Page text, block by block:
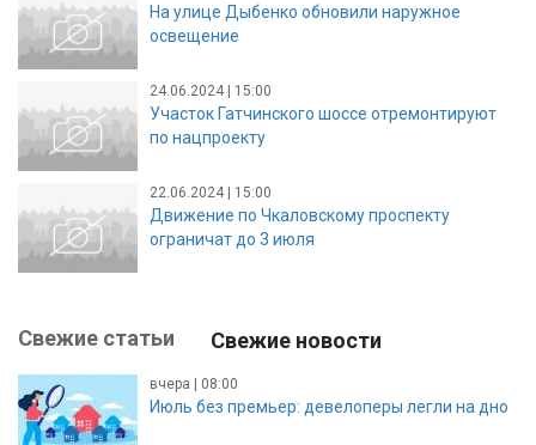
На улице Дыбенко обновили наружное
освещение
24.06.2024 | 15:00
Участок Гатчинского шоссе отремонтируют
по нацпроекту
22.06.2024 | 15:00
Движение по Чкаловскому проспекту
ограничат до 3 июля
Свежие статьи Свежие новости
вчера | 08:00
Июль без премьер: девелоперы легли на дно